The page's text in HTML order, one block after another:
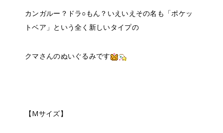
カンガルー？ドラ○もん？いえいえその名も「ポケッ
トベア」という全く新しいタイプの
クマさんのぬいぐるみです
【Mサイズ】